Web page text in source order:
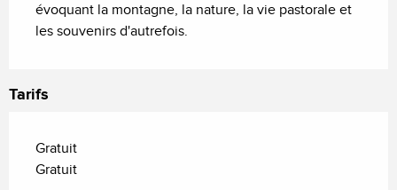
évoquant la montagne, la nature, la vie pastorale et
les souvenirs d'autrefois.
Tarifs
Gratuit
Gratuit